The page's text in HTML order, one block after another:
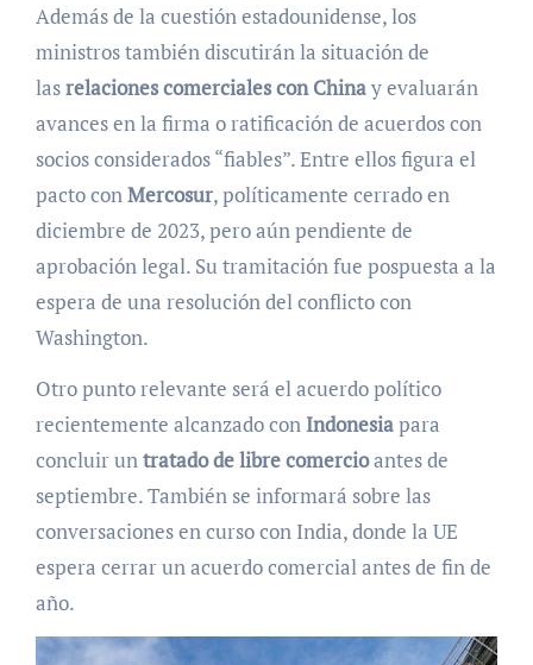
Además de la cuestión estadounidense, los
ministros también discutirán la situación de
lasrelaciones comerciales con Chinay evaluarán
avances en la firma o ratificación de acuerdos con
socios considerados “fiables”. Entre ellos figura el
pacto conMercosur, políticamente cerrado en
diciembre de 2023, pero aún pendiente de
aprobación legal. Su tramitación fue pospuesta a la
espera de una resolución del conflicto con
Washington.
Otro punto relevante será el acuerdo político
recientemente alcanzado conIndonesiapara
concluir untratado de libre comercioantes de
septiembre. También se informará sobre las
conversaciones en curso con India, donde la UE
espera cerrar un acuerdo comercial antes de fin de
año.